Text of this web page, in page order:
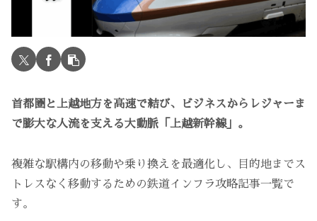
首都圏と上越地方を高速で結び、ビジネスからレジャーま
で膨大な人流を支える大動脈「上越新幹線」。
複雑な駅構内の移動や乗り換えを最適化し、目的地までス
トレスなく移動するための鉄道インフラ攻略記事一覧で
す。